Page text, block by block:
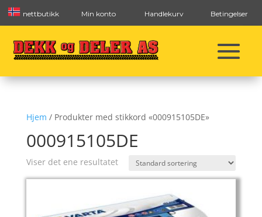
nettbutikk Min konto Handlekurv Betingelser
Hjem / Produkter med stikkord «000915105DE»
000915105DE
Viser det ene resultatet